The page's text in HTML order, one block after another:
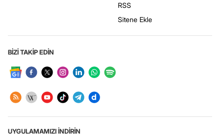
RSS
Sitene Ekle
BİZİ TAKİP EDİN
UYGULAMAMIZI İNDİRİN